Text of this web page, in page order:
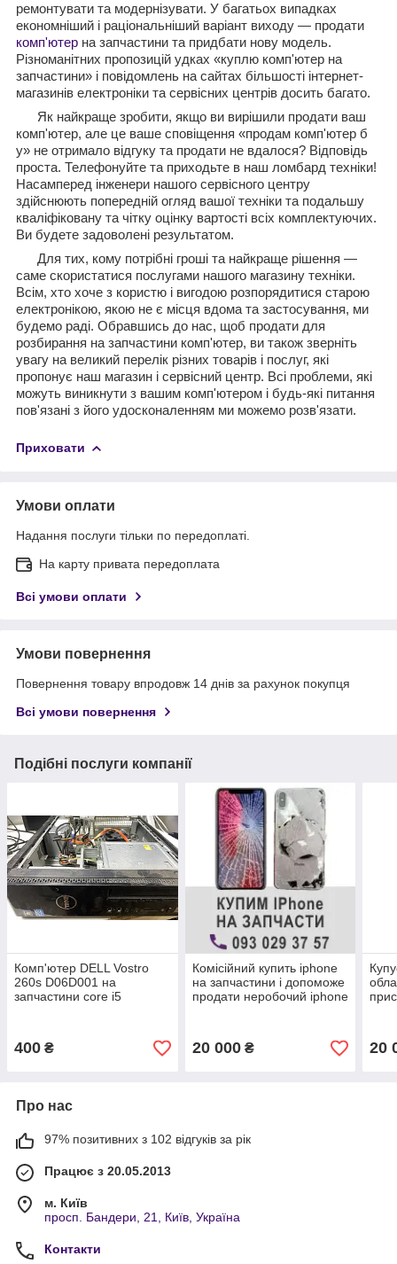
ремонтувати та модернізувати. У багатьох випадках
економніший і раціональніший варіант виходу — продати
комп'ютер на запчастини та придбати нову модель.
Різноманітних пропозицій удках «куплю комп'ютер на
запчастини» і повідомлень на сайтах більшості інтернет-
магазинів електроніки та сервісних центрів досить багато.
Як найкраще зробити, якщо ви вирішили продати ваш
комп'ютер, але це ваше сповіщення «продам комп'ютер б
у» не отримало відгуку та продати не вдалося? Відповідь
проста. Телефонуйте та приходьте в наш ломбард техніки!
Насамперед інженери нашого сервісного центру
здійснюють попередній огляд вашої техніки та подальшу
кваліфіковану та чітку оцінку вартості всіх комплектуючих.
Ви будете задоволені результатом.
Для тих, кому потрібні гроші та найкраще рішення —
саме скористатися послугами нашого магазину техніки.
Всім, хто хоче з користю і вигодою розпорядитися старою
електронікою, якою не є місця вдома та застосування, ми
будемо раді. Обравшись до нас, щоб продати для
розбирання на запчастини комп'ютер, ви також зверніть
увагу на великий перелік різних товарів і послуг, які
пропонує наш магазин і сервісний центр. Всі проблеми, які
можуть виникнути з вашим комп'ютером і будь-які питання
пов'язані з його удосконаленням ми можемо розв'язати.
Приховати
Умови оплати
Надання послуги тільки по передоплаті.
На карту привата передоплата
Всі умови оплати
Умови повернення
Повернення товару впродовж 14 днів за рахунок покупця
Всі умови повернення
Подібні послуги компанії
Комп'ютер DELL Vostro
260s D06D001 на
запчастини core i5
400 ₴
Комісійний купить iphone
на запчастини і допоможе
продати неробочий iphone
20 000₴ 20
Про нас
97% позитивних з 102 відгуків за рік
Працює з 20.05.2013
м. Київ
просп. Бандери, 21, Київ, Україна
Контакти